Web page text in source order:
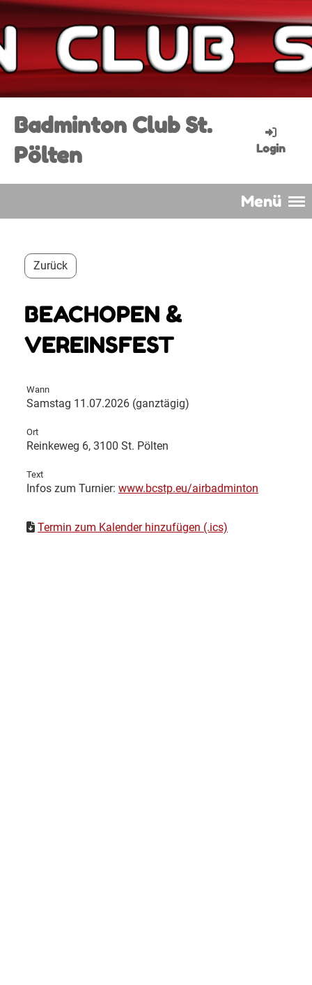
Badminton Club St.
Pölten
Login
Menü
Zurück
BEACHOPEN &
VEREINSFEST
Wann
Samstag 11.07.2026 (ganztägig)
Ort
Reinkeweg 6, 3100 St. Pölten
Text
Infos zum Turnier: www.bcstp.eu/airbadminton
Termin zum Kalender hinzufügen (.ics)